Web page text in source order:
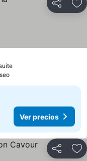
Compartir
Ver precios
Compartir